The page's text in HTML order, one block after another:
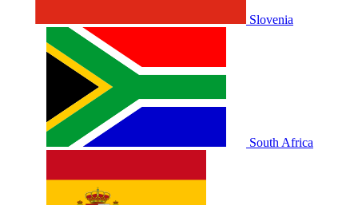
Slovenia
South Africa